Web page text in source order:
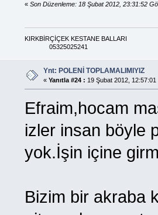
« Son Düzenleme: 18 Şubat 2012, 23:31:52
KIRKBİRÇİÇEK KESTANE BALLARI
05325025241
Ynt: POLENİ TOPLAMALIMIYIZ
« Yanıtla #24 : 19 Şubat 2012, 12:57:01
Efraim,hocam
izler insan böyle
yok.İşin içine
Bizim bir akraba